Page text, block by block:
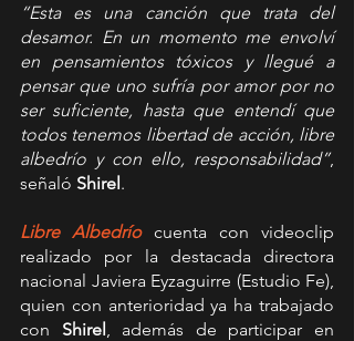
“Esta es una canción que trata del
desamor. En un momento me envolví
en pensamientos tóxicos y llegué a
pensar que uno sufría por amor por no
ser suficiente, hasta que entendí que
todos tenemos libertad de acción, libre
albedrío y con ello, responsabilidad”,
señaló Shirel.
Libre Albedrío cuenta con videoclip
realizado por la destacada directora
nacional Javiera Eyzaguirre (Estudio Fe),
quien con anterioridad ya ha trabajado
con Shirel, además de participar en